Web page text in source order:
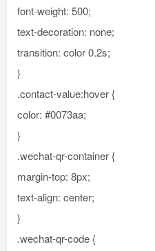
font-weight: 500;
text-decoration: none;
transition: color 0.2s;
}
.contact-value:hover {
color: #0073aa;
}
.wechat-qr-container {
margin-top: 8px;
text-align: center;
}
.wechat-qr-code {